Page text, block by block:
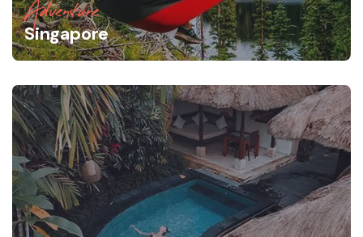
Adventure
Singapore